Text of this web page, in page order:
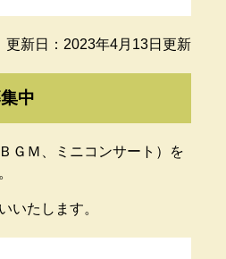
更新日：2023年4月13日更新
中
ＧＭ、ミニコンサート）を
いたします。